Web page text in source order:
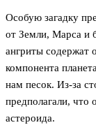
Особую загадку
от Земли, Марса и
ангриты содержат
компонента
нам песок. Из-за
предполагали, что
астероида.